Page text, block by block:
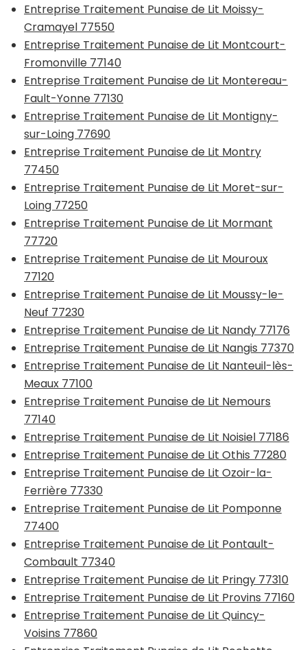
Entreprise Traitement Punaise de Lit Moissy-
Cramayel 77550
Entreprise Traitement Punaise de Lit Montcourt-
Fromonville 77140
Entreprise Traitement Punaise de Lit Montereau-
Fault-Yonne 77130
Entreprise Traitement Punaise de Lit Montigny-
sur-Loing 77690
Entreprise Traitement Punaise de Lit Montry
77450
Entreprise Traitement Punaise de Lit Moret-sur-
Loing 77250
Entreprise Traitement Punaise de Lit Mormant
77720
Entreprise Traitement Punaise de Lit Mouroux
77120
Entreprise Traitement Punaise de Lit Moussy-le-
Neuf 77230
Entreprise Traitement Punaise de Lit Nandy 77176
Entreprise Traitement Punaise de Lit Nangis 77370
Entreprise Traitement Punaise de Lit Nanteuil-lès-
Meaux 77100
Entreprise Traitement Punaise de Lit Nemours
77140
Entreprise Traitement Punaise de Lit Noisiel 77186
Entreprise Traitement Punaise de Lit Othis 77280
Entreprise Traitement Punaise de Lit Ozoir-la-
Ferrière 77330
Entreprise Traitement Punaise de Lit Pomponne
77400
Entreprise Traitement Punaise de Lit Pontault-
Combault 77340
Entreprise Traitement Punaise de Lit Pringy 77310
Entreprise Traitement Punaise de Lit Provins 77160
Entreprise Traitement Punaise de Lit Quincy-
Voisins 77860